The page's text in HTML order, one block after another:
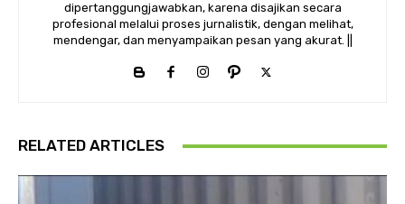
dipertanggungjawabkan, karena disajikan secara
profesional melalui proses jurnalistik, dengan melihat,
mendengar, dan menyampaikan pesan yang akurat. ||
RELATED ARTICLES